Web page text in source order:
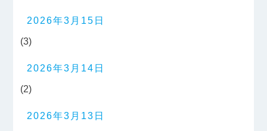
2026年3月15日
(3)
2026年3月14日
(2)
2026年3月13日